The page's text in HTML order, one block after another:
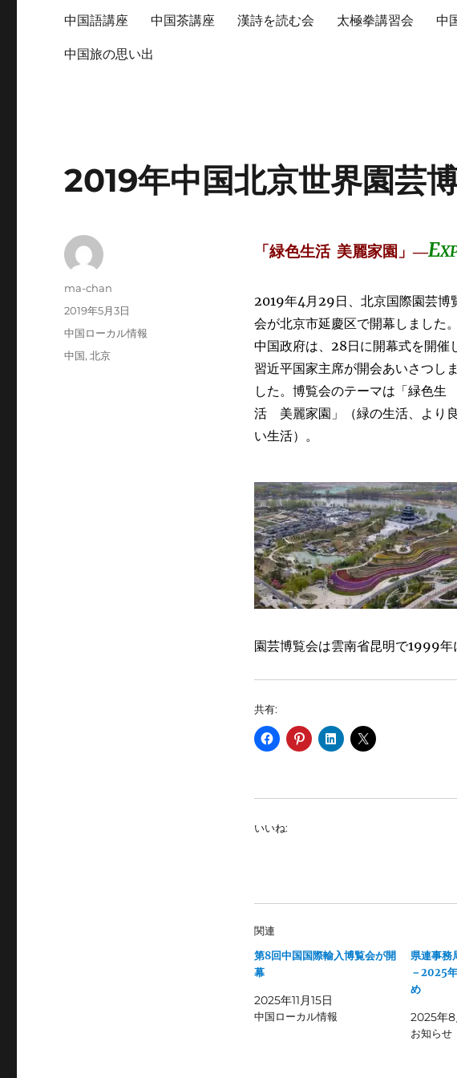
中国語講座 中国茶講座 漢詩を読む会 太極拳講習会 中
中国旅の思い出
2019年中国北京世界園芸
「緑色生活 美麗家園」―E
2019年4月29日、北京国際園芸博
会が北京市延慶区で開幕しました。
中国政府は、28日に開幕式を開催
習近平国家主席が開会あいさつしま
した。博覧会のテーマは「緑色生
活 美麗家園」（緑の生活、より良
い生活）。
園芸博覧会は雲南省昆明で1999年
共有:
いいね:
関連
第8回中国国際輸入博覧会が開
幕
2025年11月15日
中国ローカル情報
県連事務
－2025
め
2025年
お知らせ
投
ma-chan
投
稿
2019年5月3日
カ
テ
中国ローカル情報
タ
中国,北京